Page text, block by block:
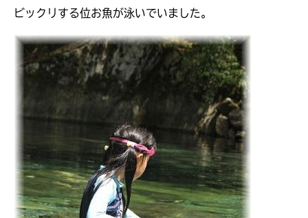
ビックリする位お魚が泳いでいました。